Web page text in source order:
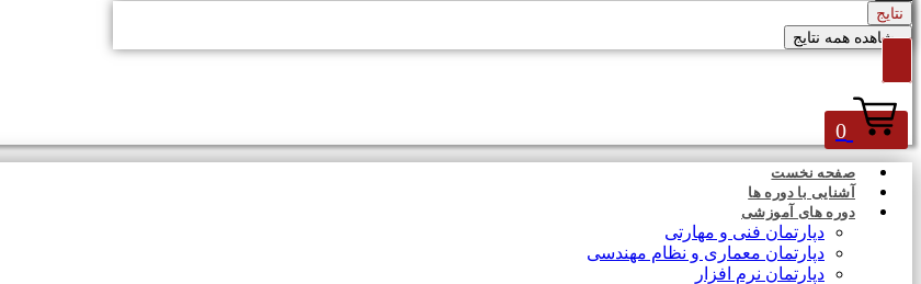
نتایج
مشاهده همه نتایج
0
صفحه نخست
آشنایی با دوره ها
دوره های آموزشی
دپارتمان فنی و مهارتی
دپارتمان معماری و نظام مهندسی
دپارتمان نرم افزار